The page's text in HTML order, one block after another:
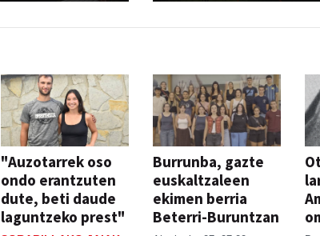
"Auzotarrek oso
ondo erantzuten
dute, beti daude
laguntzeko prest"
Burrunba, gazte
euskaltzaleen
ekimen berria
Beterri-Buruntzan